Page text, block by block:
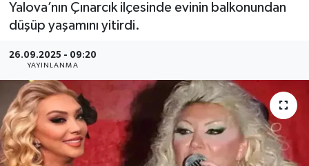
Yalova’nın Çınarcık ilçesinde evinin balkonundan
düşüp yaşamını yitirdi.
26.09.2025 - 09:20
YAYINLANMA
Magazin
Kültür Sanat
Resmi Reklam
Röportajlar